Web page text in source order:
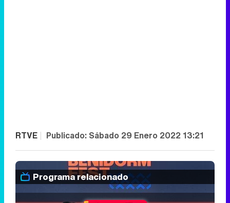
RTVE | Publicado: Sábado 29 Enero 2022 13:21
Programa relacionado